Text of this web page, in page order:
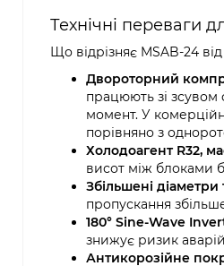
Технічні переваги
Що відрізняє MSAB-24
Двороторний
працюють зі зсувом
момент. У
порівняно з
Холодоагент R32,
висот між блоками
Збільшені діаметри
пропускання
180° Sine-Wave
знижує ризик
Антикорозійне